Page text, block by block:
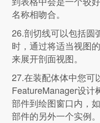
名称相吻合。
26.剖切线可以包括圆
时，通过将适当视图
来展开剖面视图。
27.在装配体体中您可
FeatureManager设计
部件到绘图窗口内，
部件的另外一个实例。